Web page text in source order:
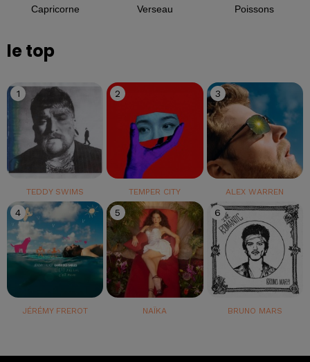
Capricorne Verseau Poissons
le top
1
TEDDY SWIMS
2
TEMPER CITY
3
ALEX WARREN
4
JÉRÉMY FREROT
5
NAÏKA
6
BRUNO MARS